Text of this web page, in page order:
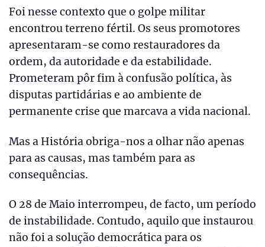
Foi nesse contexto que o golpe militar
encontrou terreno fértil. Os seus promotores
apresentaram-se como restauradores da
ordem, da autoridade e da estabilidade.
Prometeram pôr fim à confusão política, às
disputas partidárias e ao ambiente de
permanente crise que marcava a vida nacional.
Mas a História obriga-nos a olhar não apenas
para as causas, mas também para as
consequências.
O 28 de Maio interrompeu, de facto, um período
de instabilidade. Contudo, aquilo que instaurou
não foi a solução democrática para os